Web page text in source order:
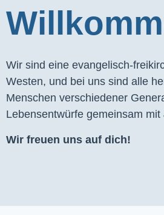
Wir sind eine evangelisch-
Westen, und bei uns sind alle
Menschen verschiedener
Lebensentwürfe gemeinsam
Wir freuen uns auf dich!